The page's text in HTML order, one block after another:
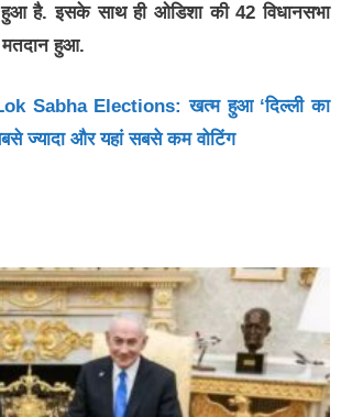
है. इसके साथ ही ओडिशा की 42 विधानसभा
हुआ.
Sabha Elections: खत्म हुआ ‘दिल्ली का
ज्यादा और यहां सबसे कम वोटिंग